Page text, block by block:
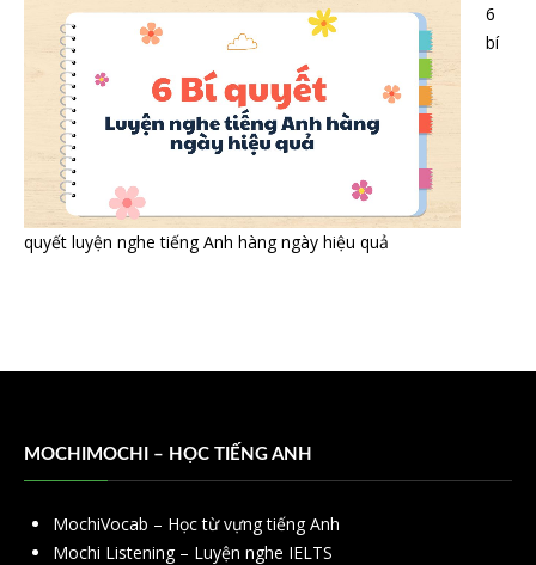
6
bí
quyết luyện nghe tiếng Anh hàng ngày hiệu quả
MOCHIMOCHI – HỌC TIẾNG ANH
MochiVocab – Học từ vựng tiếng Anh
Mochi Listening – Luyện nghe IELTS